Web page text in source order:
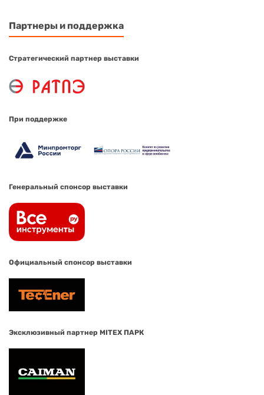
Партнеры и поддержка
Стратегический партнер выставки
При поддержке
Генеральный спонсор выставки
Официальный спонсор выставки
Эксклюзивный партнер MITEX ПАРК